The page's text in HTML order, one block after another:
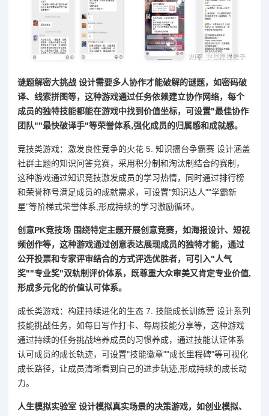
谜题解密大挑战 设计需要多人协作才能破解的谜题，如密码破
译、线索拼图等，这种游戏通过任务依赖建立协作网络，每个
成员的独特技能都能在游戏中找到价值坐标，可设置"最佳协作
团队""最快破译手"等荣誉体系,强化成员的归属感和成就感。
竞技类游戏：激发良性竞争的火花 5. 知识擂台争霸赛 设计涵盖
社群主题的知识问答竞赛，采用积分制和淘汰制结合的赛制，
这种游戏通过知识竞技激发成员的学习热情，同时通过排行榜
和荣誉称号满足成员的成就需求，可设置"知识达人""学霸新
星"等阶梯式荣誉体系,形成持续的学习激励循环。
创意PK竞技场 围绕特定主题开展创意竞赛，如海报设计、短视
频创作等，这种游戏通过创意表达展现成员的独特才能，通过
公开投票和专家评审结合的方式评选优胜者，可引入"人气
奖""专业奖"双轨制评价体系，既尊重大众审美又肯定专业价值,
形成多元化的价值认可体系。
成长类游戏：构建持续进化的生态 7. 技能成长训练营 设计系列
技能挑战任务，如每日写作打卡、每周技能分享等，这种游戏
通过持续的任务挑战培养成员的习惯养成，通过技能认证体系
认可成员的成长轨迹，可设置"技能徽章""成长里程碑"等可视化
成长路径，让成员清晰看到自己的进步轨迹,形成持续的成长动
力。
人生模拟实验室 设计模拟真实场景的决策游戏，如创业模拟、